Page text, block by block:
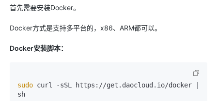
首先需要安装Docker。
Docker方式是支持多平台的，x86、ARM都可以。
Docker安装脚本：
sudo curl -sSL https://get.daocloud.io/docker |
sh